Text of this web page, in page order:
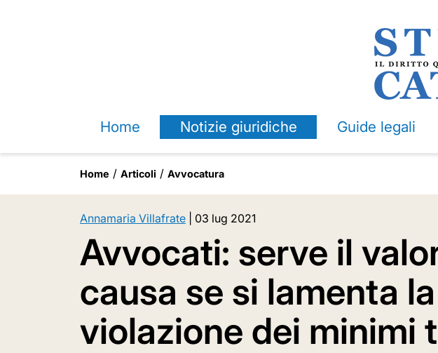
Home Notizie giuridiche Guide legali
Home Articoli Avvocatura
Annamaria Villafrate 03 lug 2021
Avvocati: serve il
causa se si lamenta la
violazione dei minimi